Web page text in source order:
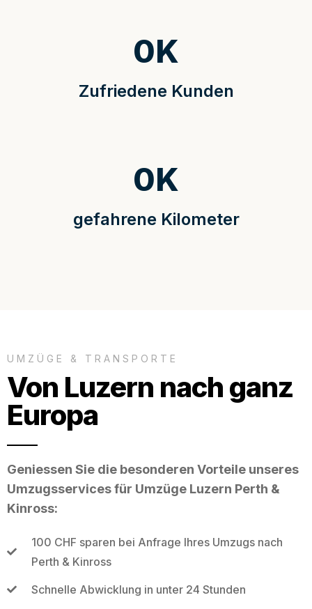
Zufriedene Kunden
0K
gefahrene Kilometer
0K
UMZÜGE & TRANSPORTE
Von Luzern nach ganz
Europa
Geniessen Sie die besonderen Vorteile unseres
Umzugsservices für Umzüge Luzern Perth &
Kinross:
100 CHF sparen bei Anfrage Ihres Umzugs nach
Perth & Kinross
Schnelle Abwicklung in unter 24 Stunden